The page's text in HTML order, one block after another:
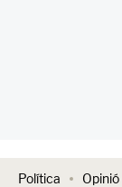
Política Opinió